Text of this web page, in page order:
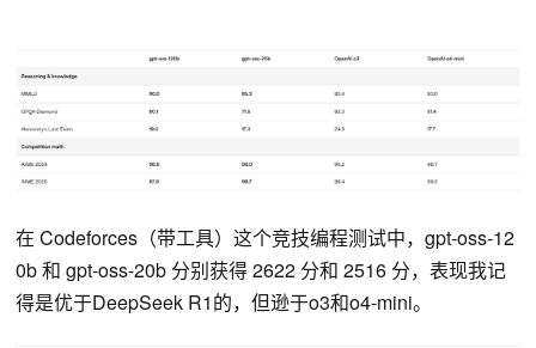
在 Codeforces（带工具）这个竞技编程测试中，gpt-oss-12
0b 和 gpt-oss-20b 分别获得 2622 分和 2516 分，表现我记
得是优于DeepSeek R1的，但逊于o3和o4-mini。